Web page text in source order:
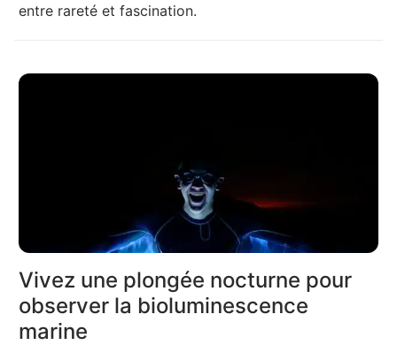
entre rareté et fascination.
Vivez une plongée nocturne pour
observer la bioluminescence
marine